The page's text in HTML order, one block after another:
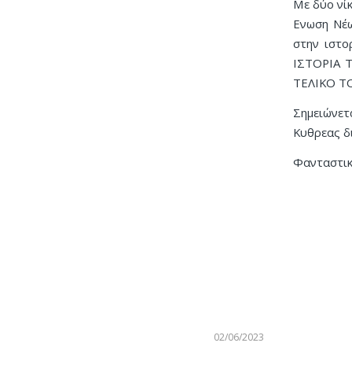
Με δύο
Ενωση
στην
ΙΣΤΟΡΙΑ
ΤΕΛΙΚΟ
Κυθρεας
02/06/2023